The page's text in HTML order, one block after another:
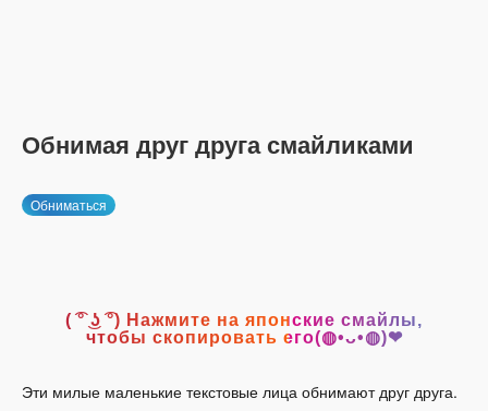
Обнимая друг друга смайликами
Обниматься
( ͡° ͜ʖ ͡°) Нажмите на японские смайлы,
чтобы скопировать его(◍•ᴗ•◍)❤
Эти милые маленькие текстовые лица обнимают друг друга.